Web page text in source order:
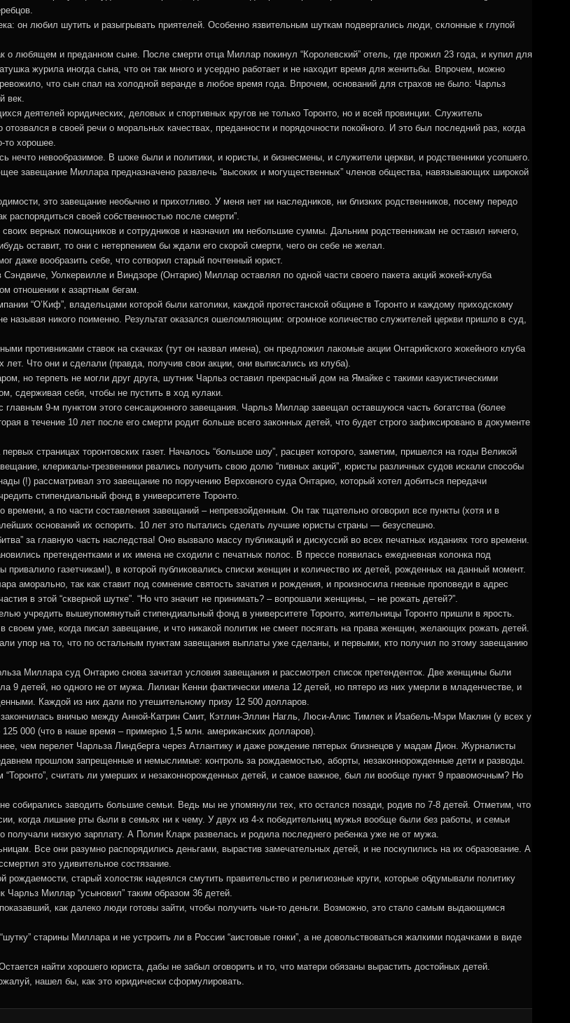
он любил шутить и разыгрывать приятелей. Особенно язвительным шуткам подвергались люди, склонные к глупой
любящем и преданном сыне. После смерти отца Миллар покинул “Королевский” отель, где прожил 23 года, и купил для
журила иногда сына, что он так много и усердно работает и не находит время для женитьбы. Впрочем, можно
что сын спал на холодной веранде в любое время года. Впрочем, оснований для страхов не было: Чарльз
век.
деятелей юридических, деловых и спортивных кругов не только Торонто, но и всей провинции. Служитель
отозвался в своей речи о моральных качествах, преданности и порядочности покойного. И это был последний раз, когда
то хорошее.
нечто невообразимое. В шоке были и политики, и юристы, и бизнесмены, и служители церкви, и родственники усопшего.
завещание Миллара предназначено развлечь “высоких и могущественных” членов общества, навязывающих широкой
это завещание необычно и прихотливо. У меня нет ни наследников, ни близких родственников, посему передо
распорядиться своей собственностью после смерти”.
верных помощников и сотрудников и назначил им небольшие суммы. Дальним родственникам не оставил ничего,
оставит, то они с нетерпением бы ждали его скорой смерти, чего он себе не желал.
даже вообразить себе, что сотворил старый почтенный юрист.
Уолкервилле и Виндзоре (Онтарио) Миллар оставлял по одной части своего пакета акций жокей-клуба
отношении к азартным бегам.
“О’Киф”, владельцами которой были католики, каждой протестанской общине в Торонто и каждому приходскому
называя никого поименно. Результат оказался ошеломляющим: огромное количество служителей церкви пришло в суд,
противниками ставок на скачках (тут он назвал имена), он предложил лакомые акции Онтарийского жокейного клуба
лет. Что они и сделали (правда, получив свои акции, они выписались из клуба).
но терпеть не могли друг друга, шутник Чарльз оставил прекрасный дом на Ямайке с такими казуистическими
сдерживая себя, чтобы не пустить в ход кулаки.
9-м пунктом этого сенсационного завещания. Чарльз Миллар завещал оставшуюся часть богатства (более
в течение 10 лет после его смерти родит больше всего законных детей, что будет строго зафиксировано в документе
страницах торонтовских газет. Началось “большое шоу”, расцвет которого, заметим, пришелся на годы Великой
клерикалы-трезвенники рвались получить свою долю “пивных акций”, юристы различных судов искали способы
(!) рассматривал это завещание по поручению Верховного суда Онтарио, который хотел добиться передачи
стипендиальный фонд в университете Торонто.
а по части составления завещаний – непревзойденным. Он так тщательно оговорил все пункты (хотя и в
оснований их оспорить. 10 лет это пытались сделать лучшие юристы страны — безуспешно.
за главную часть наследства! Оно вызвало массу публикаций и дискуссий во всех печатных изданиях того времени.
претендентками и их имена не сходили с печатных полос. В прессе появилась ежедневная колонка под
привалило газетчикам!), в которой публиковались списки женщин и количество их детей, рожденных на данный момент.
аморально, так как ставит под сомнение святость зачатия и рождения, и произносила гневные проповеди в адрес
в этой “скверной шутке”. “Но что значит не принимать? – вопрошали женщины, – не рожать детей?”.
учредить вышеупомянутый стипендиальный фонд в университете Торонто, жительницы Торонто пришли в ярость.
уме, когда писал завещание, и что никакой политик не смеет посягать на права женщин, желающих рожать детей.
упор на то, что по остальным пунктам завещания выплаты уже сделаны, и первыми, кто получил по этому завещанию
Миллара суд Онтарио снова зачитал условия завещания и рассмотрел список претенденток. Две женщины были
9 детей, но одного не от мужа. Лилиан Кенни фактически имела 12 детей, но пятеро из них умерли в младенчестве, и
Каждой из них дали по утешительному призу 12 500 долларов.
закончилась вничью между Анной-Катрин Смит, Кэтлин-Эллин Нагль, Люси-Алис Тимлек и Изабель-Мэри Маклин (у всех у
000 (что в наше время – примерно 1,5 млн. американских долларов).
чем перелет Чарльза Линдберга через Атлантику и даже рождение пятерых близнецов у мадам Дион. Журналисты
прошлом запрещенные и немыслимые: контроль за рождаемостью, аборты, незаконнорожденные дети и разводы.
“Торонто”, считать ли умерших и незаконнорожденных детей, и самое важное, был ли вообще пункт 9 правомочным? Но
собирались заводить большие семьи. Ведь мы не упомянули тех, кто остался позади, родив по 7-8 детей. Отметим, что
когда лишние рты были в семьях ни к чему. У двух из 4-х победительниц мужья вообще были без работы, и семьи
низкую зарплату. А Полин Кларк развелась и родила последнего ребенка уже не от мужа.
Все они разумно распорядились деньгами, вырастив замечательных детей, и не поскупились на их образование. А
это удивительное состязание.
рождаемости, старый холостяк надеялся смутить правительство и религиозные круги, которые обдумывали политику
Миллар “усыновил” таким образом 36 детей.
как далеко люди готовы зайти, чтобы получить чьи-то деньги. Возможно, это стало самым выдающимся
старины Миллара и не устроить ли в России “аистовые гонки”, а не довольствоваться жалкими подачками в виде
найти хорошего юриста, дабы не забыл оговорить и то, что матери обязаны вырастить достойных детей.
нашел бы, как это юридически сформулировать.